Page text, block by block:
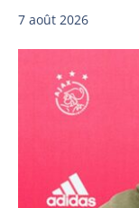
7 août 2026